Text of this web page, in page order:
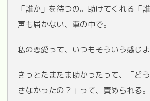
「誰か」を待つの。助けてくれる「
声も届かない、車の中で。
私の恋愛って、いつもそういう感じよ
きっとたまたま助かったって、「ど
さなかったの？」って、責められる。